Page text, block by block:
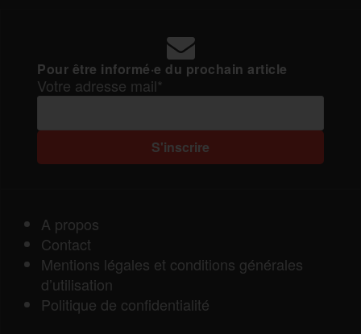
Pour être informé·e du prochain article
Votre adresse mail*
A propos
Contact
Mentions légales et conditions générales
d’utilisation
Politique de confidentialité